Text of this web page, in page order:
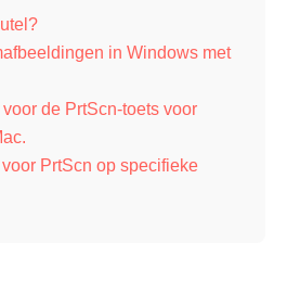
in Windows met
de PrtScn-toets voor
PrtScn op specifieke